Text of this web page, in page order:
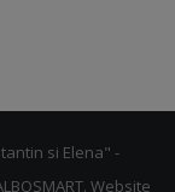
si Elena" -
. Website